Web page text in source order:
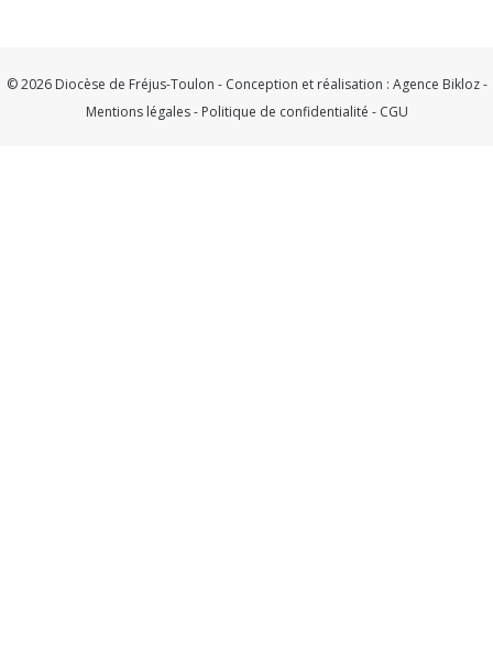
© 2026 Diocèse de Fréjus-Toulon - Conception et réalisation : Agence Bikloz-
Mentions légales- Politique de confidentialité - CGU